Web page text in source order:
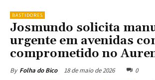
BASTIDORES
Josmundo solicita
urgente em avenidas
comprometido no
By Folha do Bico 18 de maio de 2026 0